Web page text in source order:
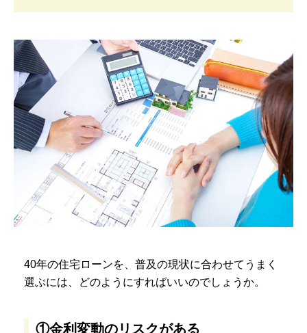
40年の住宅ローンを、普及の現状に合わせてうまく
選ぶには、どのようにすればいいのでしょうか。
①金利変動のリスクがある